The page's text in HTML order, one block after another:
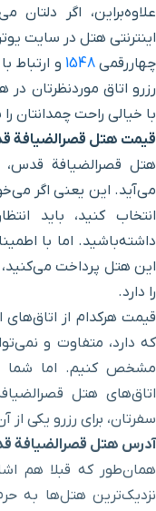
کلیسا انجیلی
کتابخانه مرکزی آستان
رضوی
حرم ورودی حرعاملی
کنسولگری کشور
ایستگاه قطار شهری سعدی
فرهنگسرای بهشت
خانه ملک
بازار جنت
کنسولگری کشور
علاوه‌براین، اگر
اینترنتی هتل در سایت
چهاررقمی1548 و ارتباط
رزرو اتاق موردنظرتان
با خیالی راحت چمدانتان
قیمت هتل
می‌آید. این یعنی اگر
انتخاب کنید، باید
داشته‌باشید. اما با
این هتل پرداخت
را دارد.
قیمت هرکدام از
که دارد، متفاوت و
مشخص کنیم. اما شما
اتاق‌های هتل
سفرتان، برای رزرو یکی از
آدرس هتل
همان‌طور که قبلا هم
نزدیک‌ترین هتل‌ها به